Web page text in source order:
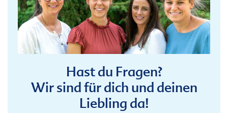
Hast du Fragen?
Wir sind für dich und deinen
Liebling da!